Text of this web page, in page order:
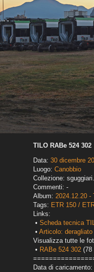
TILO RABe 524 302
Data: 30 dicembre
Luogo: Canobbio
Collezione:
Commenti: -
Album: 2024.12.20 -
Tags: ETR 150 /
Links:
• Scheda tecnica
• Articolo:
Visualizza tutte le
• RABe 524 302 (78
Data di